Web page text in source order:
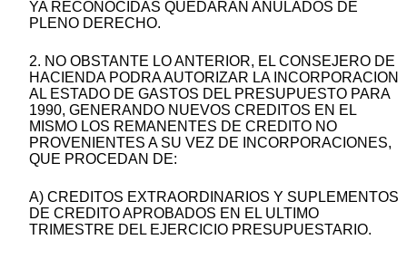
YA RECONOCIDAS QUEDARAN ANULADOS DE
PLENO DERECHO.
2. NO OBSTANTE LO ANTERIOR, EL CONSEJERO DE
HACIENDA PODRA AUTORIZAR LA INCORPORACION
AL ESTADO DE GASTOS DEL PRESUPUESTO PARA
1990, GENERANDO NUEVOS CREDITOS EN EL
MISMO LOS REMANENTES DE CREDITO NO
PROVENIENTES A SU VEZ DE INCORPORACIONES,
QUE PROCEDAN DE:
A) CREDITOS EXTRAORDINARIOS Y SUPLEMENTOS
DE CREDITO APROBADOS EN EL ULTIMO
TRIMESTRE DEL EJERCICIO PRESUPUESTARIO.